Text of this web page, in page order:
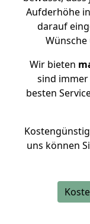
Aufderhöhe
darauf
Wir bieten
sind
besten
uns können